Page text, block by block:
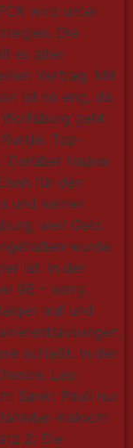
wird unter
Die
es allen
Vertrag. Mit
ist so eng, da
geht
Top-
Darüber hinaus
für den
und keinen
weil Geld.
wurde
ist. In der
96 – sorry,
auf und
schießt. In der
Leo:
Sankt Pauli nur
malocht
2: Die